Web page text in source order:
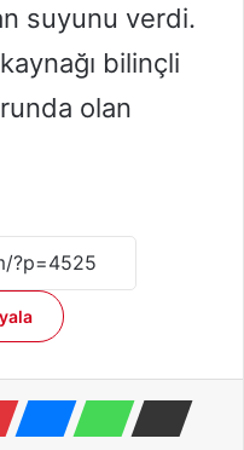
suyunu verdi.
bilinçli
olan